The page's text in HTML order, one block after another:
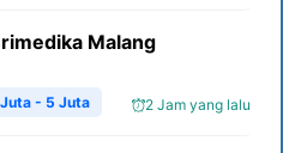
Malang
2 Jam yang lalu
- 5 Juta